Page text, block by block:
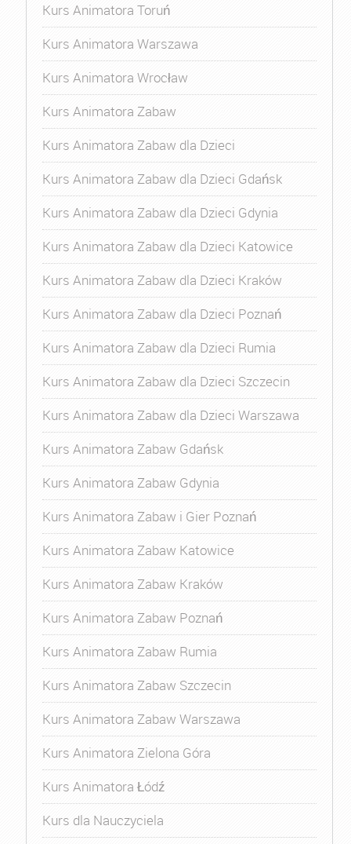
Kurs Animatora Toruń
Kurs Animatora Warszawa
Kurs Animatora Wrocław
Kurs Animatora Zabaw
Kurs Animatora Zabaw dla Dzieci
Kurs Animatora Zabaw dla Dzieci Gdańsk
Kurs Animatora Zabaw dla Dzieci Gdynia
Kurs Animatora Zabaw dla Dzieci Katowice
Kurs Animatora Zabaw dla Dzieci Kraków
Kurs Animatora Zabaw dla Dzieci Poznań
Kurs Animatora Zabaw dla Dzieci Rumia
Kurs Animatora Zabaw dla Dzieci Szczecin
Kurs Animatora Zabaw dla Dzieci Warszawa
Kurs Animatora Zabaw Gdańsk
Kurs Animatora Zabaw Gdynia
Kurs Animatora Zabaw i Gier Poznań
Kurs Animatora Zabaw Katowice
Kurs Animatora Zabaw Kraków
Kurs Animatora Zabaw Poznań
Kurs Animatora Zabaw Rumia
Kurs Animatora Zabaw Szczecin
Kurs Animatora Zabaw Warszawa
Kurs Animatora Zielona Góra
Kurs Animatora Łódź
Kurs dla Nauczyciela